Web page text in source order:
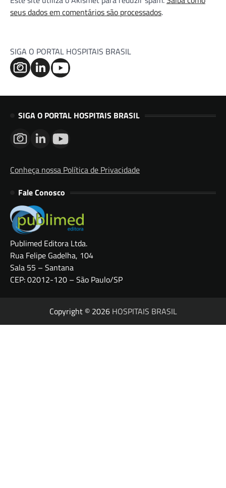
seus dados em comentários são processados.
SIGA O PORTAL HOSPITAIS BRASIL
SIGA O PORTAL HOSPITAIS BRASIL
Conheça nossa Política de Privacidade
Fale Conosco
Publimed Editora Ltda.
Rua Felipe Gadelha, 104
Sala 55 – Santana
CEP: 02012-120 – São Paulo/SP
Copyright © 2026 HOSPITAIS BRASIL